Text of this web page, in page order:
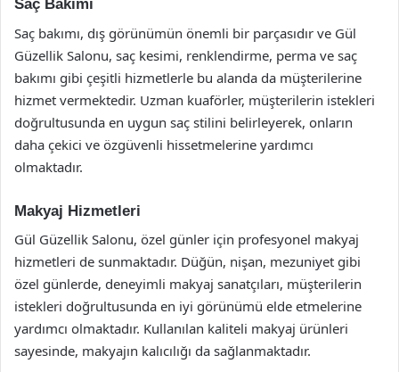
Saç Bakımı
Saç bakımı, dış görünümün önemli bir parçasıdır ve Gül
Güzellik Salonu, saç kesimi, renklendirme, perma ve saç
bakımı gibi çeşitli hizmetlerle bu alanda da müşterilerine
hizmet vermektedir. Uzman kuaförler, müşterilerin istekleri
doğrultusunda en uygun saç stilini belirleyerek, onların
daha çekici ve özgüvenli hissetmelerine yardımcı
olmaktadır.
Makyaj Hizmetleri
Gül Güzellik Salonu, özel günler için profesyonel makyaj
hizmetleri de sunmaktadır. Düğün, nişan, mezuniyet gibi
özel günlerde, deneyimli makyaj sanatçıları, müşterilerin
istekleri doğrultusunda en iyi görünümü elde etmelerine
yardımcı olmaktadır. Kullanılan kaliteli makyaj ürünleri
sayesinde, makyajın kalıcılığı da sağlanmaktadır.